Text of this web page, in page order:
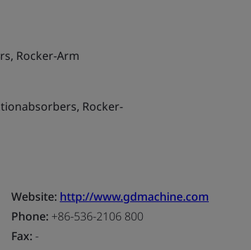
Rocker-Arm
Rocker-
Website: http://www.gdmachine.com
Phone: +86-536-2106 800
Fax:-